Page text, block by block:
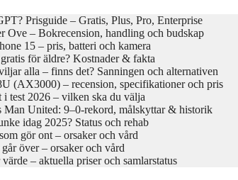
Prisguide – Gratis, Plus, Pro, Enterprise
Ove – Bokrecension, handling och budskap
15 – pris, batteri och kamera
för äldre? Kostnader & fakta
alla – finns det? Sanningen och alternativen
(AX3000) – recension, specifikationer och pris
i test 2026 – vilken ska du välja
United: 9–0-rekord, målskyttar & historik
idag 2025? Status och rehab
gör ont – orsaker och vård
över – orsaker och vård
– aktuella priser och samlarstatus